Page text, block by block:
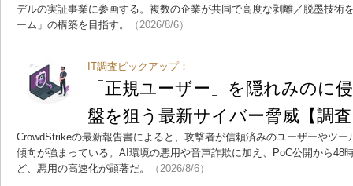
デルの実証事業に参画する。複数の企業が共同で高度な剥離／脱墨技術
ーム」の構築を目指す。
（2026/8/6）
IT調査ピックアップ：
「正規ユーザー」を隠れみの
盤を狙う最新サイバー脅威【調
CrowdStrikeの最新報告書によると、攻撃者が信頼済みのユーザーやツ
傾向が強まっている。AI環境の悪用や音声詐欺に加え、PoC公開から48
ど、悪用の高速化が顕著だ。
（2026/8/6）